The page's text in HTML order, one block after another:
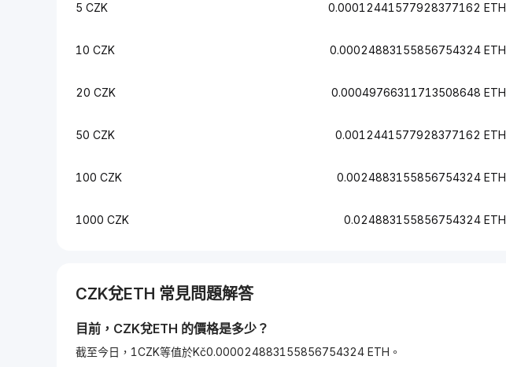
5 CZK 0.00012441577928377162 ETH
10 CZK 0.00024883155856754324 ETH
20 CZK 0.00049766311713508648 ETH
50 CZK 0.0012441577928377162 ETH
100 CZK 0.0024883155856754324 ETH
1000 CZK 0.024883155856754324 ETH
CZK兌ETH 常見問題解答
目前， CZK兌ETH 的價格是多少？
截至今日，1CZK等值於Kč0.000024883155856754324 ETH。